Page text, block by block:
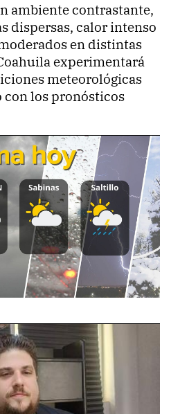
ambiente contrastante,
dispersas, calor intenso
en distintas
experimentará
meteorológicas
con los pronósticos